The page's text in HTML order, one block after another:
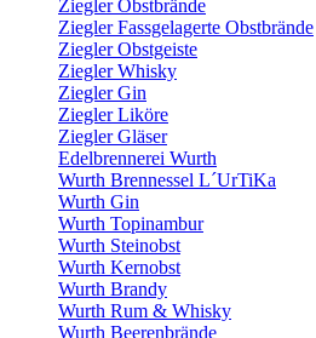
Ziegler Obstbrände
Ziegler Fassgelagerte Obstbrände
Ziegler Obstgeiste
Ziegler Whisky
Ziegler Gin
Ziegler Liköre
Ziegler Gläser
Edelbrennerei Wurth
Wurth Brennessel L´UrTiKa
Wurth Gin
Wurth Topinambur
Wurth Steinobst
Wurth Kernobst
Wurth Brandy
Wurth Rum & Whisky
Wurth Beerenbrände